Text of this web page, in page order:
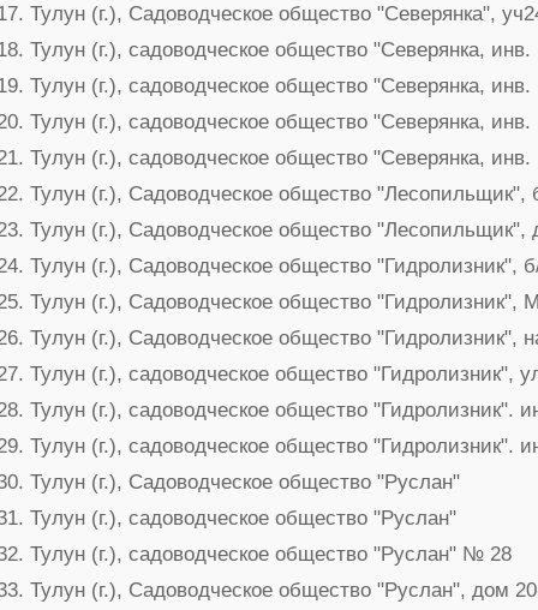
Тулун (г.), Садоводческое общество "Северянка",
Тулун (г.), садоводческое общество "Северянка,
Тулун (г.), садоводческое общество "Северянка,
Тулун (г.), садоводческое общество "Северянка,
Тулун (г.), садоводческое общество "Северянка,
Тулун (г.), Садоводческое общество
Тулун (г.), Садоводческое общество
Тулун (г.), Садоводческое общество "Гидролизник",
Тулун (г.), Садоводческое общество "Гидролизник",
Тулун (г.), Садоводческое общество "Гидролизник",
Тулун (г.), садоводческое общество "Гидролизник",
Тулун (г.), садоводческое общество "Гидролизник".
Тулун (г.), садоводческое общество "Гидролизник".
Тулун (г.), Садоводческое общество "Руслан"
Тулун (г.), садоводческое общество "Руслан"
Тулун (г.), садоводческое общество "Руслан" № 28
Тулун (г.), Садоводческое общество "Руслан", дом